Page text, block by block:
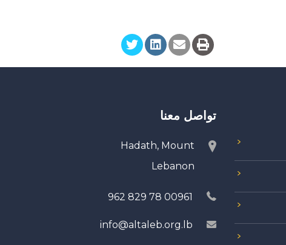
تواصل معنا
Hadath, Mount
Lebanon
00961 78 829 962
info@altaleb.org.lb